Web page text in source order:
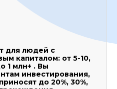
для людей с
капиталом: от 5-10,
1 млн+ . Вы
инвестирования,
до 20%, 30%,